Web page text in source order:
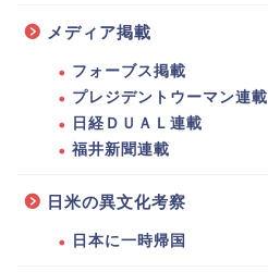
メディア掲載
フォーブス掲載
プレジデントウーマン連載
日経ＤＵＡＬ連載
福井新聞連載
日米の異文化考察
日本に一時帰国